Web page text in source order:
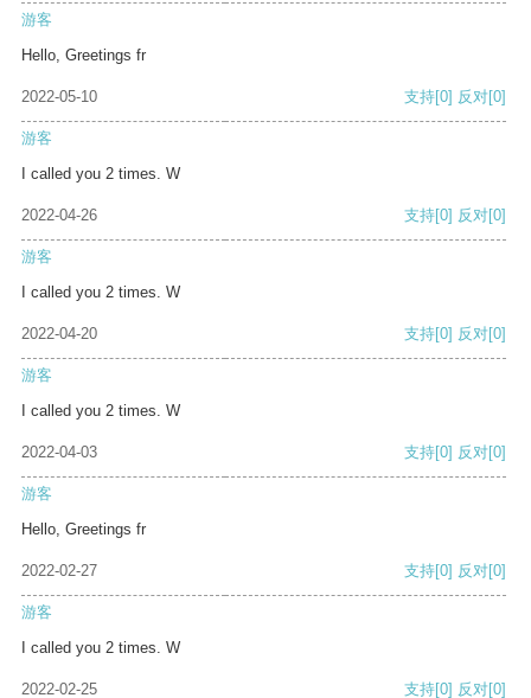
游客
Hello, Greetings fr
2022-05-10 支持[0] 反对[0]
游客
I called you 2 times. W
2022-04-26 支持[0] 反对[0]
游客
I called you 2 times. W
2022-04-20 支持[0] 反对[0]
游客
I called you 2 times. W
2022-04-03 支持[0] 反对[0]
游客
Hello, Greetings fr
2022-02-27 支持[0] 反对[0]
游客
I called you 2 times. W
2022-02-25 支持[0] 反对[0]